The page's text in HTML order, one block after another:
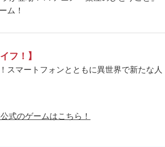
ム！
フ！】
スマートフォンとともに異世界で新たな人
式のゲームはこちら！